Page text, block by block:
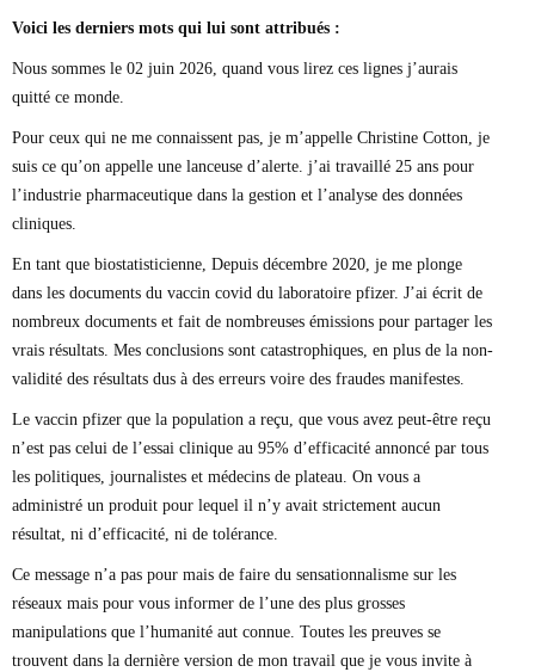
Voici les derniers mots qui lui sont attribués :
Nous sommes le 02 juin 2026, quand vous lirez ces lignes j’aurais
quitté ce monde.
Pour ceux qui ne me connaissent pas, je m’appelle Christine Cotton, je
suis ce qu’on appelle une lanceuse d’alerte. j’ai travaillé 25 ans pour
l’industrie pharmaceutique dans la gestion et l’analyse des données
cliniques.
En tant que biostatisticienne, Depuis décembre 2020, je me plonge
dans les documents du vaccin covid du laboratoire pfizer. J’ai écrit de
nombreux documents et fait de nombreuses émissions pour partager les
vrais résultats. Mes conclusions sont catastrophiques, en plus de la non-
validité des résultats dus à des erreurs voire des fraudes manifestes.
Le vaccin pfizer que la population a reçu, que vous avez peut-être reçu
n’est pas celui de l’essai clinique au 95% d’efficacité annoncé par tous
les politiques, journalistes et médecins de plateau. On vous a
administré un produit pour lequel il n’y avait strictement aucun
résultat, ni d’efficacité, ni de tolérance.
Ce message n’a pas pour mais de faire du sensationnalisme sur les
réseaux mais pour vous informer de l’une des plus grosses
manipulations que l’humanité aut connue. Toutes les preuves se
trouvent dans la dernière version de mon travail que je vous invite à